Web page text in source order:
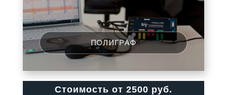
Стоимость от 2500 руб.